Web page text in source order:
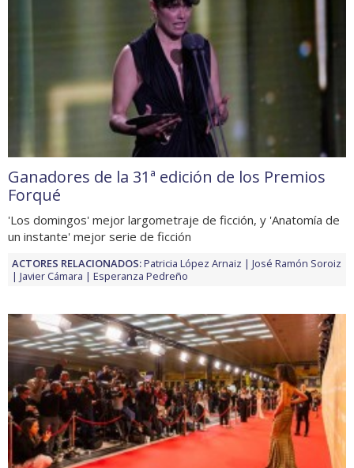
Ganadores de la 31ª edición de los Premios
Forqué
'Los domingos' mejor largometraje de ficción, y 'Anatomía de
un instante' mejor serie de ficción
ACTORES RELACIONADOS:Patricia López Arnaiz
José Ramón Soroiz
Javier Cámara
Esperanza Pedreño